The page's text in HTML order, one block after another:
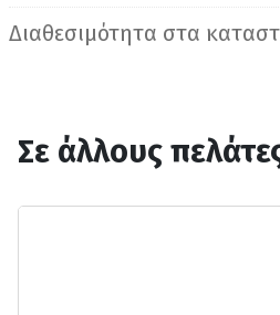
Διαθεσιμότητα στα
Σε άλλους